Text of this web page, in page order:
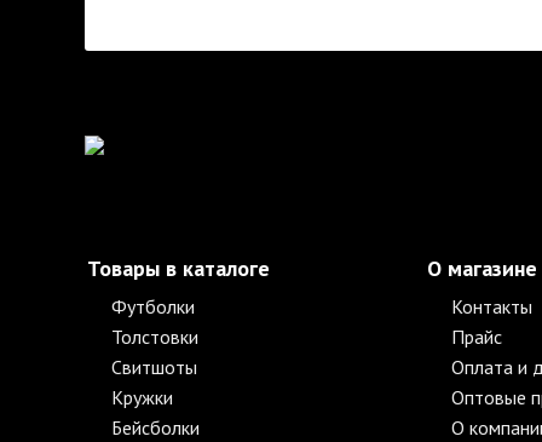
Товары в каталоге
Футболки
Толстовки
Свитшоты
Кружки
Бейсболки
О магазине
Контакты
Прайс
Оплата и
Оптовые
О